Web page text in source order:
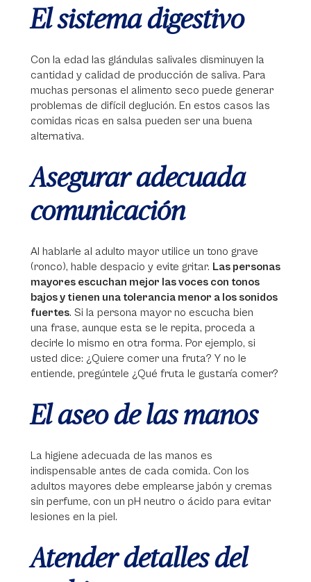
El sistema digestivo
Con la edad las glándulas salivales disminuyen la
cantidad y calidad de producción de saliva. Para
muchas personas el alimento seco puede generar
problemas de difícil deglución. En estos casos las
comidas ricas en salsa pueden ser una buena
alternativa.
Asegurar adecuada
comunicación
Al hablarle al adulto mayor utilice un tono grave
(ronco), hable despacio y evite gritar. Las personas
mayores escuchan mejor las voces con tonos
bajos y tienen una tolerancia menor a los sonidos
fuertes. Si la persona mayor no escucha bien
una frase, aunque esta se le repita, proceda a
decirle lo mismo en otra forma. Por ejemplo, si
usted dice: ¿Quiere comer una fruta? Y no le
entiende, pregúntele ¿Qué fruta le gustaría comer?
El aseo de las manos
La higiene adecuada de las manos es
indispensable antes de cada comida. Con los
adultos mayores debe emplearse jabón y cremas
sin perfume, con un pH neutro o ácido para evitar
lesiones en la piel.
Atender detalles del